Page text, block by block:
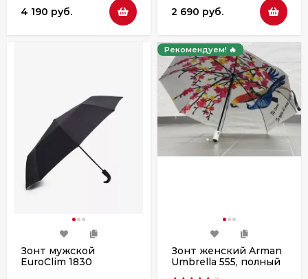
4 190 руб. 2 690 руб.
Зонт мужской
EuroClim 1830
Рекомендуем! 🔥
Зонт женский Arman
Umbrella 555, полный